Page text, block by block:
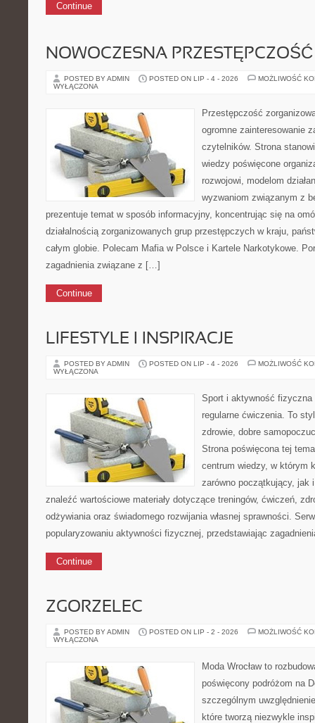
Continue
NOWOCZESNA PRZESTĘPCZOŚĆ
POSTED BY ADMIN POSTED ON LIP - 4 - 2026
MOŻLIWOŚĆ
WYŁĄCZONA
Przestępczość
ogromne zainteresowanie
czytelników. Strona
wiedzy poświęcone
rozwojowi, modelom
wyzwaniom związanym z
prezentuje temat w sposób informacyjny, koncentrując się na
działalnością zorganizowanych grup przestępczych w kraju,
całym globie. Polecam Mafia w Polsce i Kartele Narkotykowe.
zagadnienia związane z […]
Continue
LIFESTYLE I INSPIRACJE
POSTED BY ADMIN POSTED ON LIP - 4 - 2026
MOŻLIWOŚĆ
WYŁĄCZONA
Sport i aktywność
regularne ćwiczenia. To
zdrowie, dobre
Strona poświęcona tej
centrum wiedzy, w którym
zarówno początkujący, jak
znaleźć wartościowe materiały dotyczące treningów, ćwiczeń,
odżywiania oraz świadomego rozwijania własnej sprawności.
popularyzowaniu aktywności fizycznej, przedstawiając
Continue
ZGORZELEC
POSTED BY ADMIN POSTED ON LIP - 2 - 2026
MOŻLIWOŚĆ
WYŁĄCZONA
Moda Wrocław to
poświęcony podróżom na
szczególnym
które tworzą niezwykle